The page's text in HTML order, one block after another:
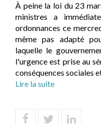
À peine la loi du 23
ministres a
ordonnances ce
même pas adapté
laquelle le
l'urgence est prise au
conséquences sociales
Lire la suite